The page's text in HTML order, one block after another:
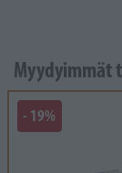
Myydyimmät
- 19%